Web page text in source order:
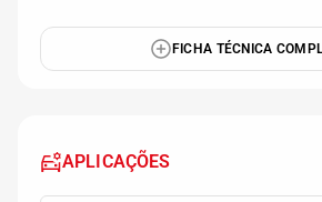
FICHA TÉCNICA
APLICAÇÕES